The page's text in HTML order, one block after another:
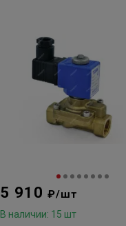
5 910 ₽/шт
В наличии: 15 шт